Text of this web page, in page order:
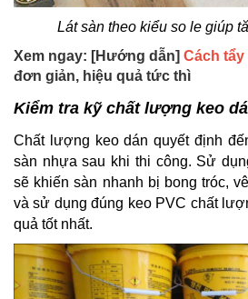
Lát sàn theo kiểu so le giúp
Xem ngay: [Hướng dẫn] Cách
đơn giản, hiệu quả tức thì
Kiểm tra kỹ chất lượng keo
Chất lượng keo dán quyết định
sàn nhựa sau khi thi công. Sử
sẽ khiến sàn nhanh bị bong tróc,
và sử dụng đúng keo PVC chất
quả tốt nhất.